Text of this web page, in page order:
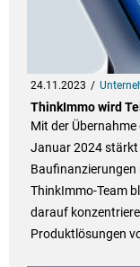
24.11.2023
ThinkImmo wird
Mit der
Januar 2024
ThinkImmo-Team
darauf
Produktlösungen